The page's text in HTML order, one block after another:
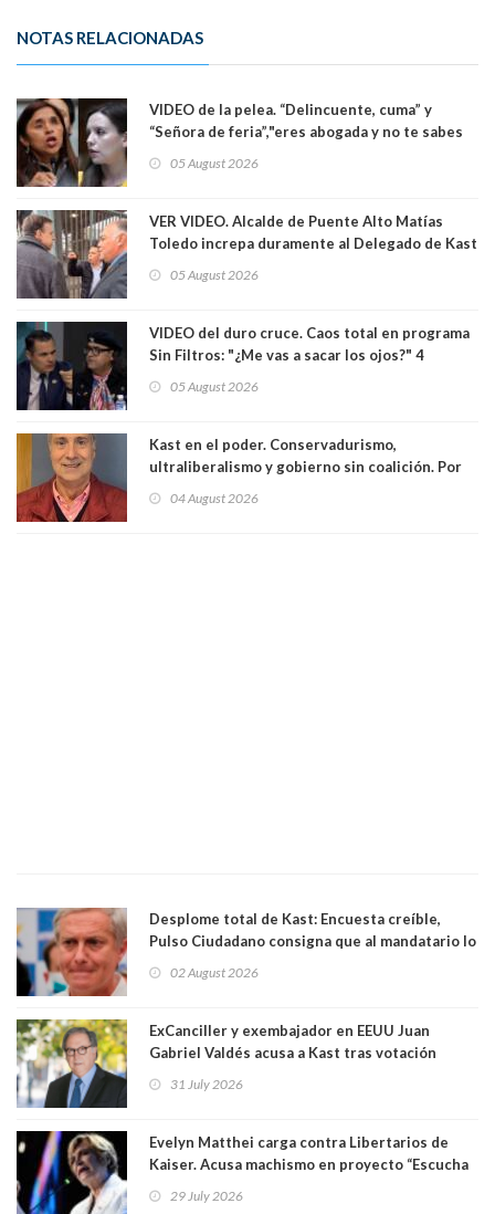
NOTAS RELACIONADAS
VIDEO de la pelea. “Delincuente, cuma” y
“Señora de feria”,"eres abogada y no te sabes
senadoras Camila Flores y Fabiola Campillai en
05 August 2026
VER VIDEO. Alcalde de Puente Alto Matías
Toledo increpa duramente al Delegado de Kast
delegado nuevamente arrancando"
05 August 2026
VIDEO del duro cruce. Caos total en programa
Sin Filtros: "¿Me vas a sacar los ojos?" 4
excarabinero que dejó ciego a Gustavo Gatica:
05 August 2026
Kast en el poder. Conservadurismo,
ultraliberalismo y gobierno sin coalición. Por
04 August 2026
Desplome total de Kast: Encuesta creíble,
Pulso Ciudadano consigna que al mandatario lo
sacó en primera vuelta. Rechazo es de 58.9% y
64.8%
02 August 2026
ExCanciller y exembajador en EEUU Juan
Gabriel Valdés acusa a Kast tras votación
"Si hay una persona responsable es él"
31 July 2026
Evelyn Matthei carga contra Libertarios de
Kaiser. Acusa machismo en proyecto “Escucha
"¿Cómo puede haber alguien tan enfermo del
29 July 2026